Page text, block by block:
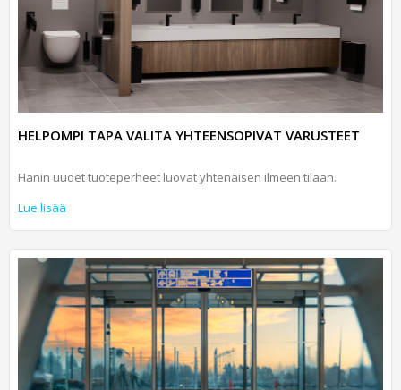
HELPOMPI TAPA VALITA YHTEENSOPIVAT VARUSTEET
Hanin uudet tuoteperheet luovat yhtenäisen ilmeen tilaan.
Lue lisää